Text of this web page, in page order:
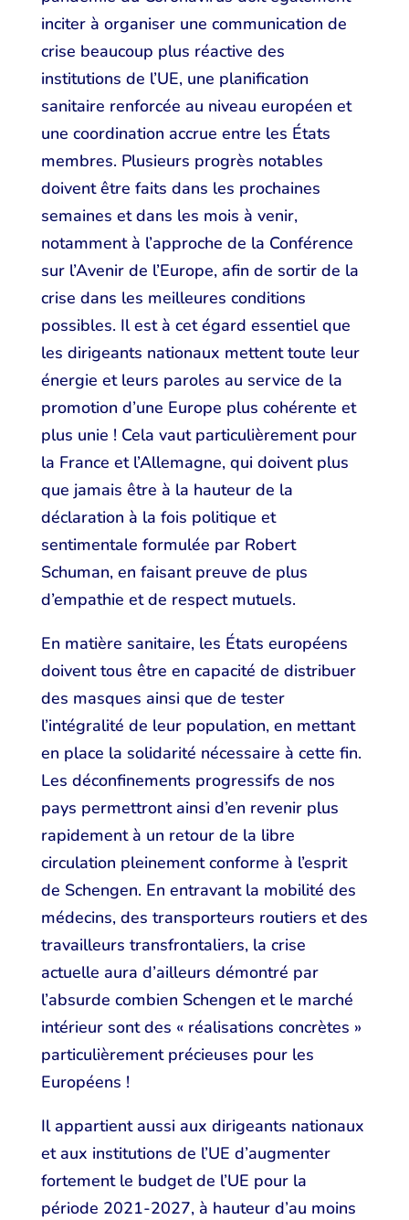
inciter à organiser une communication de
crise beaucoup plus réactive des
institutions de l’UE, une planification
sanitaire renforcée au niveau européen et
une coordination accrue entre les États
membres. Plusieurs progrès notables
doivent être faits dans les prochaines
semaines et dans les mois à venir,
notamment à l’approche de la Conférence
sur l’Avenir de l’Europe, afin de sortir de la
crise dans les meilleures conditions
possibles. Il est à cet égard essentiel que
les dirigeants nationaux mettent toute leur
énergie et leurs paroles au service de la
promotion d’une Europe plus cohérente et
plus unie ! Cela vaut particulièrement pour
la France et l’Allemagne, qui doivent plus
que jamais être à la hauteur de la
déclaration à la fois politique et
sentimentale formulée par Robert
Schuman, en faisant preuve de plus
d’empathie et de respect mutuels.
En matière sanitaire, les États européens
doivent tous être en capacité de distribuer
des masques ainsi que de tester
l’intégralité de leur population, en mettant
en place la solidarité nécessaire à cette fin.
Les déconfinements progressifs de nos
pays permettront ainsi d’en revenir plus
rapidement à un retour de la libre
circulation pleinement conforme à l’esprit
de Schengen. En entravant la mobilité des
médecins, des transporteurs routiers et des
travailleurs transfrontaliers, la crise
actuelle aura d’ailleurs démontré par
l’absurde combien Schengen et le marché
intérieur sont des « réalisations concrètes »
particulièrement précieuses pour les
Européens !
Il appartient aussi aux dirigeants nationaux
et aux institutions de l’UE d’augmenter
fortement le budget de l’UE pour la
période 2021-2027, à hauteur d’au moins